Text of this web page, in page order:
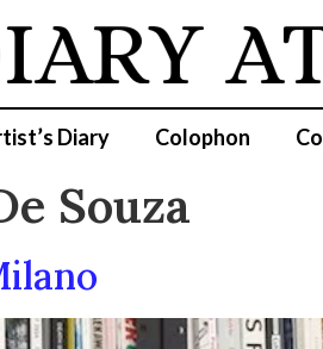
Diary Colophon
Souza